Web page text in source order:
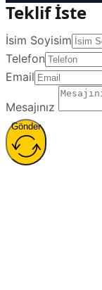
Teklif İste
İsim Soyisim
Telefon
Email
Mesajınız
Gönder